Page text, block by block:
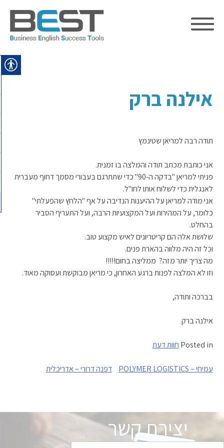
content
אילנה ברק
תודה רבה למריאן שטינמץ
אני כותבת מכתב תודה והמלצה בו זמנית.
פניתי למריאן "בדקה ה-90" כדי שתתרגם בעבורי מסמך דחוף מעברית
לאנגלית כדי לשלוח אותו לחו"ל.
אני מודה למריאן על ההיענות הנדיבה על אף "הלחץ שהפעלתי"
כלומר, על המהירות ועל המקצועיות הרבה, ועל התעריף הסביר
בהחלט.
שלושת אלה הם קריטריונים לאיש מקצוע טוב.
וכל זה היה מלווה בהארת פנים.
מה צריך יותר מזה? ממליצה בחום!!!!!
וזו לא המלצה לפנות ברגע האחרון, כי מריאן מבוקשת ועסוקה מאוד.
בברכה ותודה,
אילנה ברק
Posted in חוות דעת
ניווט דפנה דרורי – אדריכלית עמיחי – POLYMER LOGISTICS
יצירת קשר